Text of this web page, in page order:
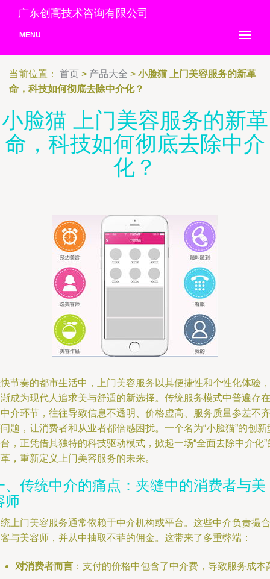
广东创高技术咨询有限公司
MENU
当前位置： 首页 > 产品大全 > 小脸猫 上门美容服务的新革
命，科技如何彻底去除中介化？
小脸猫 上门美容服务的新革
命，科技如何彻底去除中介
化？
节奏的都市生活中，上门美容服务以其便捷性和个性化体验，
成为现代人追求美与舒适的新选择。传统服务模式中普遍存在
介环节，往往导致信息不透明、价格虚高、服务质量参差不齐
题，让消费者和从业者都倍感困扰。一个名为“小脸猫”的创新
，正凭借其独特的科技驱动模式，掀起一场“全面去除中介化”
，重新定义上门美容服务的未来。
、传统中介的痛点：夹缝中的消费者与美
师
上门美容服务通常依赖于中介机构或平台。这些中介负责撮合
与美容师，并从中抽取不菲的佣金。这带来了多重弊端：
对消费者而言 ：支付的价格中包含了中介费，导致服务成本